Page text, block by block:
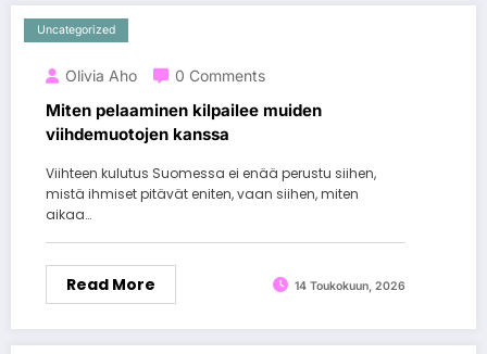
Uncategorized
Olivia Aho 0 Comments
Miten pelaaminen kilpailee muiden
viihdemuotojen kanssa
Viihteen kulutus Suomessa ei enää perustu siihen,
mistä ihmiset pitävät eniten, vaan siihen, miten
aikaa…
Read More 14 Toukokuun, 2026